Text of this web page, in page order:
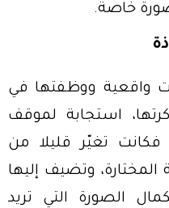
خاصة.
واقعية ووظفتها في
استجابة لموقف
فكانت تغيّر قليلا من
وتضيف إليها
الصورة التي تريد